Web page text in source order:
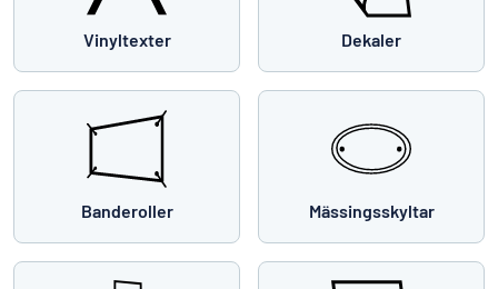
Vinyltexter Dekaler
Banderoller Mässingsskyltar